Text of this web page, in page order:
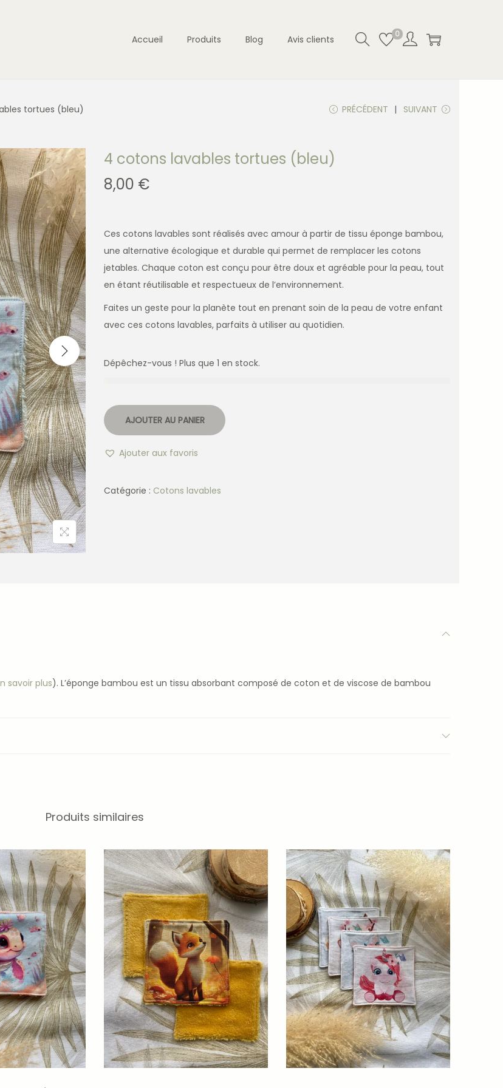
Accueil Produits Blog Avis clients 0
tortues (bleu) PRÉCÉDENT SUIVANT
4 cotons lavables tortues (bleu)
8,00 €
Ces cotons lavables sont réalisés avec amour à partir de tissu éponge bambou,
une alternative écologique et durable qui permet de remplacer les cotons
jetables. Chaque coton est conçu pour être doux et agréable pour la peau, tout
en étant réutilisable et respectueux de l’environnement.
Faites un geste pour la planète tout en prenant soin de la peau de votre enfant
avec ces cotons lavables, parfaits à utiliser au quotidien.
Dépêchez-vous ! Plus que 1 en stock.
AJOUTER AU PANIER
Ajouter aux favoris
Catégorie : Cotons lavables
savoir plus). L’éponge bambou est un tissu absorbant composé de coton et de viscose de bambou
Produits similaires